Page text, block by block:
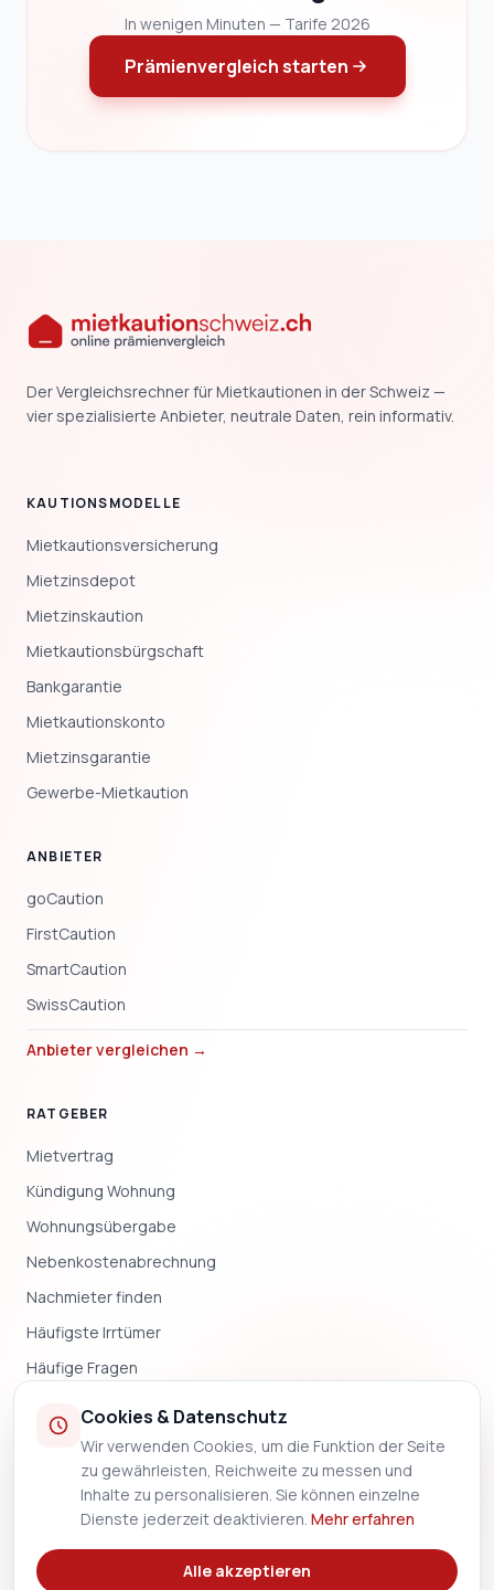
In wenigen Minuten — Tarife 2026
Prämienvergleich starten
Der Vergleichsrechner für Mietkautionen in der Schweiz —
vier spezialisierte Anbieter, neutrale Daten, rein informativ.
KAUTIONSMODELLE
Mietkautionsversicherung
Mietzinsdepot
Mietzinskaution
Mietkautionsbürgschaft
Bankgarantie
Mietkautionskonto
Mietzinsgarantie
Gewerbe-Mietkaution
ANBIETER
goCaution
FirstCaution
SmartCaution
SwissCaution
Anbieter vergleichen →
RATGEBER
Mietvertrag
Kündigung Wohnung
Wohnungsübergabe
Nebenkostenabrechnung
Nachmieter finden
Häufigste Irrtümer
Häufige Fragen
UNTERNEHMEN
Impressum
Datenschutz
Methodik
Cookies & Datenschutz
Wir verwenden Cookies, um die Funktion der Seite
zu gewährleisten, Reichweite zu messen und
Inhalte zu personalisieren. Sie können einzelne
Dienste jederzeit deaktivieren. Mehr erfahren
Alle akzeptieren